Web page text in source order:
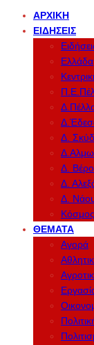
ΑΡΧΙΚΉ
ΕΙΔΉΣΕΙΣ
Ελλάδα
Δ.
Δ.
Δ.
Δ.
Κόσμος
ΘΈΜΑΤΑ
Αγορά